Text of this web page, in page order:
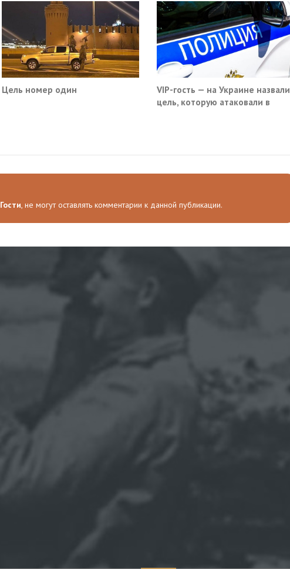
Цель номер один
VIP-гость — на Украине назвали
цель, которую атаковали в
Гости, не могут оставлять комментарии к данной публикации.